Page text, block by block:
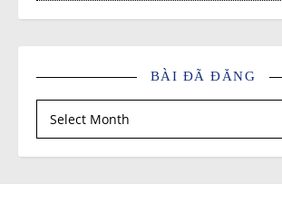
BÀI ĐÃ ĐĂNG
Bài đã đăng